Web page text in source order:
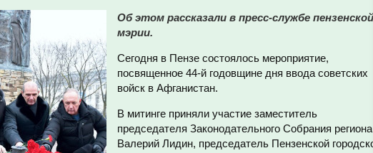
Об этом рассказали в пресс-службе пензенской
мэрии.
Сегодня в Пензе состоялось мероприятие,
посвященное 44-й годовщине дня ввода советских
войск в Афганистан.
В митинге приняли участие заместитель
председателя Законодательного Собрания региона
Валерий Лидин, председатель Пензенской